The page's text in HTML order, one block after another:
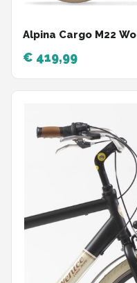
Alpina Cargo M22
€ 419,99